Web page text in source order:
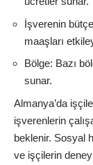
İşverenin
maaşları
Bölge: Bazı
sunar.
Almanya’da
işverenlerin
beklenir. Sosyal
ve işçilerin